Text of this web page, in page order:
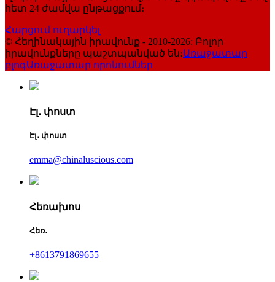
հետ 24 ժամվա ընթացքում։
Հարցում ուղարկել
© Հեղինակային իրավունք - 2010-2026: Բոլոր
իրավունքները պաշտպանված են։Առաջատար
բլոգԱռաջատար որոնումներ
Էլ․ փոստ
Էլ․ փոստ
emma@chinaluscious.com
Հեռախոս
Հեռ․
+8613791869655